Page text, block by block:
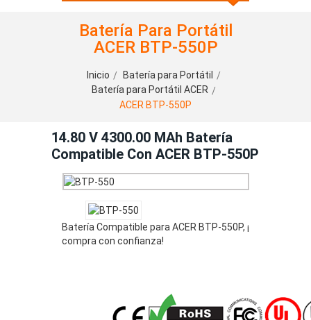
Batería Para Portátil
ACER BTP-550P
Inicio
Batería para Portátil
Batería para Portátil ACER
ACER BTP-550P
14.80 V 4300.00 MAh Batería
Compatible Con ACER BTP-550P
Batería Compatible para ACER BTP-550P, ¡
compra con confianza!